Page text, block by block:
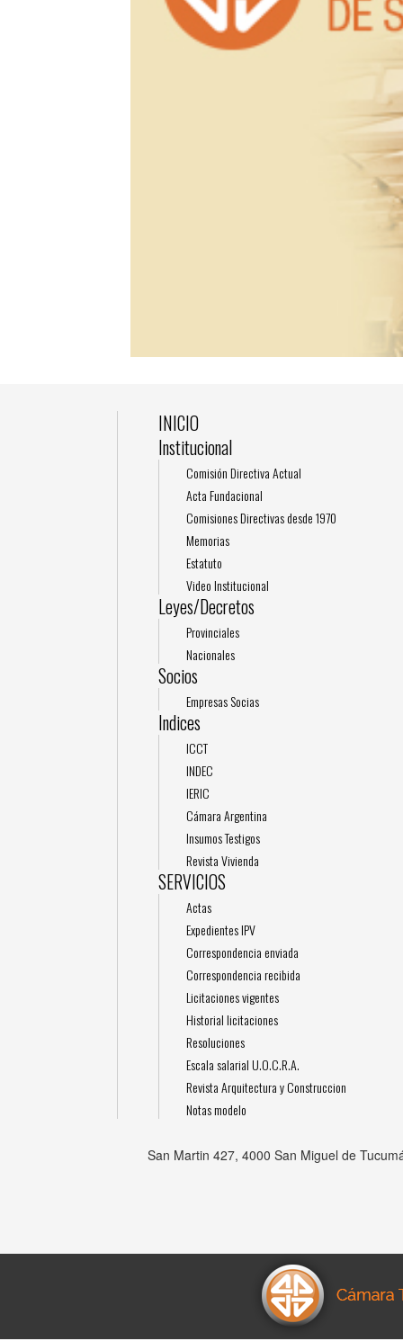
INICIO
Institucional
Comisión Directiva Actual
Acta Fundacional
Comisiones Directivas desde 1970
Memorias
Estatuto
Video Institucional
Leyes/Decretos
Provinciales
Nacionales
Socios
Empresas Socias
Indices
ICCT
INDEC
IERIC
Cámara Argentina
Insumos Testigos
Revista Vivienda
SERVICIOS
Actas
Expedientes IPV
Correspondencia enviada
Correspondencia recibida
Licitaciones vigentes
Historial licitaciones
Resoluciones
Escala salarial U.O.C.R.A.
Revista Arquitectura y Construccion
Notas modelo
San Martin 427, 4000 San Miguel de